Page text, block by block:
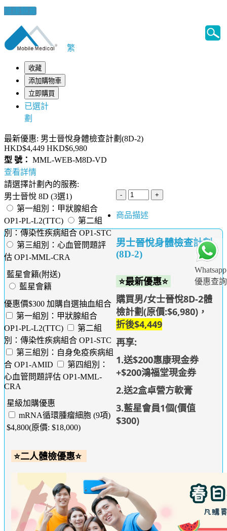
健康錦囊
Whatsapp
優惠查詢
繁
收藏
添加購物車
立即購買
已選計
劃
最新優惠: 男士晉悅身體檢查計劃(8D-2)
HKD$4,449 HKD$6,980
型 號： MML-WEB-M8D-VD
查看詳情
請選擇計劃內的服務:
男士晉悅 8D (3選1)
第一組別：甲狀腺組合
OP1-PL-L2(TTC)
第二組
別：傳染性疾病組合 OP1-STC
第三組別：心血管問題評
估 OP1-MML-CRA
藍星會籍(附送)
藍星會籍
優惠價$300 加購自選抽血組合
第一組別：甲狀腺組合
OP1-PL-L2(TTC)
第二組
別：傳染性疾病組合 OP1-STC
第三組別：自身免疫疾病組
合 OP1-AMID
第四組別：
心血管問題評估 OP1-MML-
CRA
星級加購優惠
mRNA循環腫瘤細胞 (9項)
$4,800(原價: $18,000)
商品描述
男士晉悅身體檢查計劃
(8D-2)
⭐最新優惠⭐
購買男/女士晉悅8D-2體
檢計劃(原價:$6,980)，
折後$4,449
再享:
1.送$200惠康現金券
+$200鴻福堂現金券
2.送2盒卓營方軟膏
3.藍星會員1個(價值
$300)
⭐二人體檢優惠⭐